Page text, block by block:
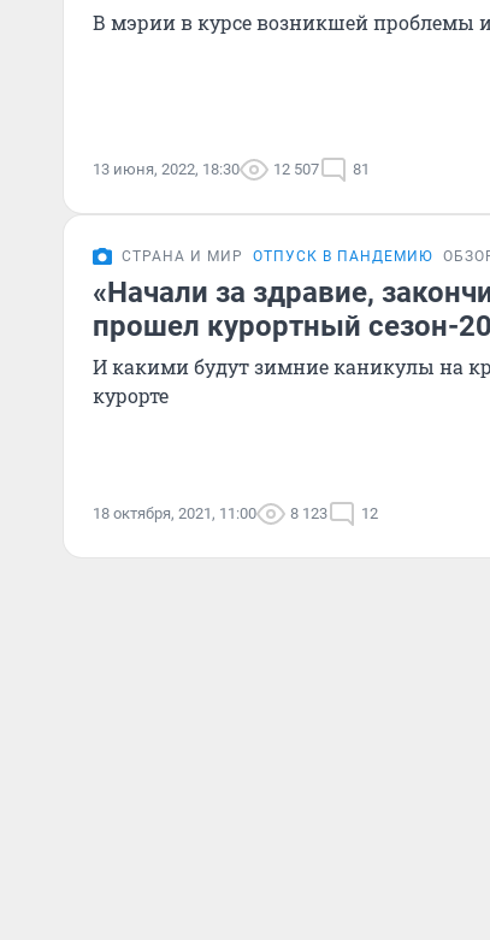
В мэрии в курсе возникшей проблемы
13 июня, 2022, 18:30 12 507 81
СТРАНА И МИР ОТПУСК В ПАНДЕМИЮ
«Начали за здравие,
прошел курортный сезон-
И какими будут зимние каникулы на
курорте
18 октября, 2021, 11:00 8 123 12